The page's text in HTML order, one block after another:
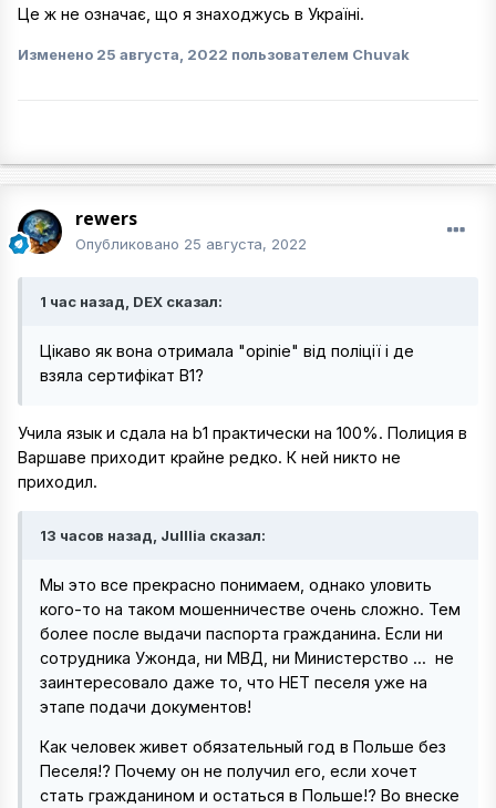
Це ж не означає, що я знаходжусь в Україні.
Изменено 25 августа, 2022 пользователем Chuvak
rewers
Опубликовано 25 августа, 2022
1 час назад, DEX сказал:
Цікаво як вона отримала "opinie" від поліції і де
взяла сертифікат В1?
Учила язык и сдала на b1 практически на 100%. Полиция в
Варшаве приходит крайне редко. К ней никто не
приходил.
13 часов назад, Julllia сказал:
Мы это все прекрасно понимаем, однако уловить
кого-то на таком мошенничестве очень сложно. Тем
более после выдачи паспорта гражданина. Если ни
сотрудника Ужонда, ни МВД, ни Министерство ... не
заинтересовало даже то, что НЕТ песеля уже на
этапе подачи документов!
Как человек живет обязательный год в Польше без
Песеля!? Почему он не получил его, если хочет
стать гражданином и остаться в Польше!? Во внеске